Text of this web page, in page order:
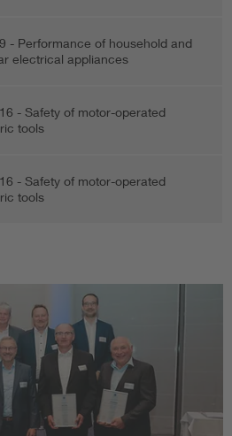
- Performance of household and
electrical appliances
- Safety of motor-operated
tools
- Safety of motor-operated
tools